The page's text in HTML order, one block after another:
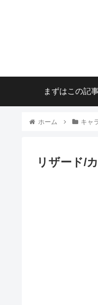
まずはこの記
ホーム キャ
リザード/